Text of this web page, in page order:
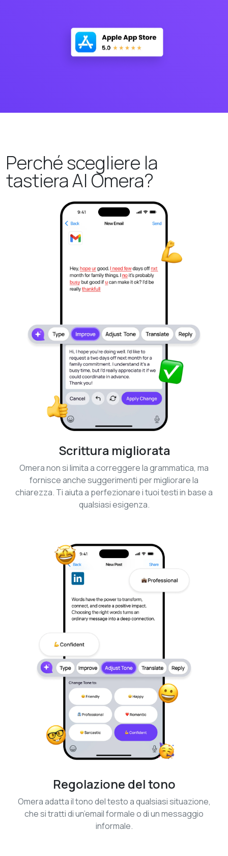
Perché scegliere la
tastiera AI Omera?
Scrittura migliorata
Omera non si limita a correggere la grammatica, ma
fornisce anche suggerimenti per migliorare la
chiarezza. Ti aiuta a perfezionare i tuoi testi in base a
qualsiasi esigenza.
Regolazione del tono
Omera adatta il tono del testo a qualsiasi situazione,
che si tratti di un’email formale o di un messaggio
informale.